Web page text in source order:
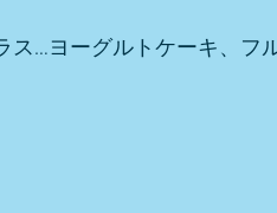
ス…ヨーグルトケーキ、フ